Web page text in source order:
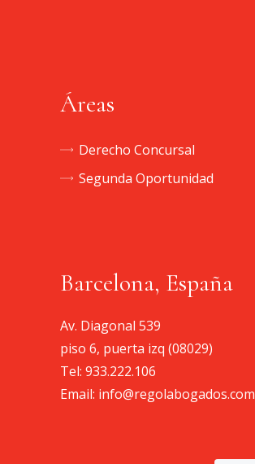
Áreas
Derecho Concursal
Segunda Oportunidad
Barcelona, España
Av. Diagonal 539
piso 6, puerta izq (08029)
Tel: 933.222.106
Email: info@regolabogados.com